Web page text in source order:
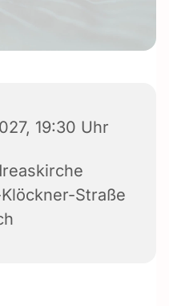
19:30 Uhr
Straße